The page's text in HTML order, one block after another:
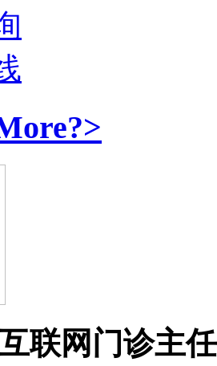
联网门诊主任